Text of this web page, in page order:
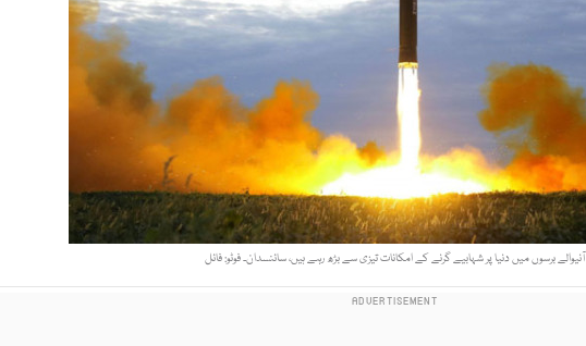
آنیوالے برسوں میں دنیا پر شہابیے گرنے کے امکانات تیزی سے بڑھ رہے ہیں، سائنسدان۔ فوٹو: فائل